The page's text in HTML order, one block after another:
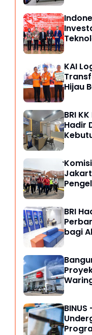
KAI
Hijau
BRI
Hadir
Sakit
Komisi
BRI
bagi